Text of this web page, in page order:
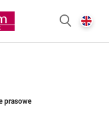
homepage
prasowe